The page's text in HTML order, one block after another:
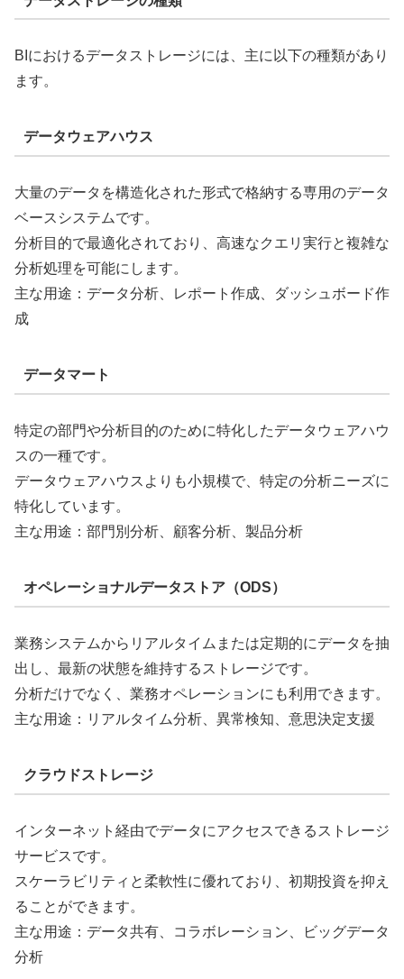
BIにおけるデータストレージには、主に以下の種類があり
ます。
データウェアハウス
大量のデータを構造化された形式で格納する専用のデータ
ベースシステムです。
分析目的で最適化されており、高速なクエリ実行と複雑な
分析処理を可能にします。
主な用途：データ分析、レポート作成、ダッシュボード作
成
データマート
特定の部門や分析目的のために特化したデータウェアハウ
スの一種です。
データウェアハウスよりも小規模で、特定の分析ニーズに
特化しています。
主な用途：部門別分析、顧客分析、製品分析
オペレーショナルデータストア（ODS）
業務システムからリアルタイムまたは定期的にデータを抽
出し、最新の状態を維持するストレージです。
分析だけでなく、業務オペレーションにも利用できます。
主な用途：リアルタイム分析、異常検知、意思決定支援
クラウドストレージ
インターネット経由でデータにアクセスできるストレージ
サービスです。
スケーラビリティと柔軟性に優れており、初期投資を抑え
ることができます。
主な用途：データ共有、コラボレーション、ビッグデータ
分析